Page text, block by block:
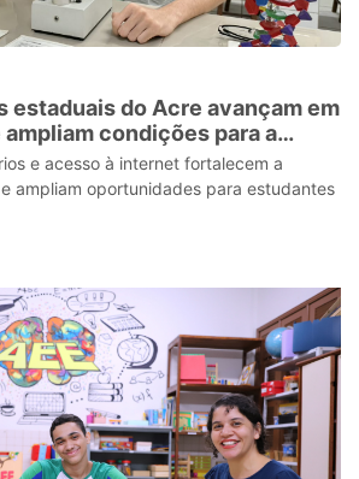
estaduais do Acre avançam em
condições para a
e acesso à internet fortalecem a
ampliam oportunidades para estudantes